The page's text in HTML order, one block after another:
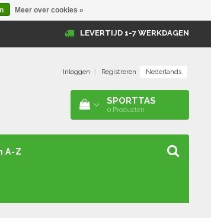
LEVERTIJD 1-7 WERKDAGEN
Inloggen Registreren Nederlands
SPORTTAS
0 Producten
A-Z
Meer over cookies »